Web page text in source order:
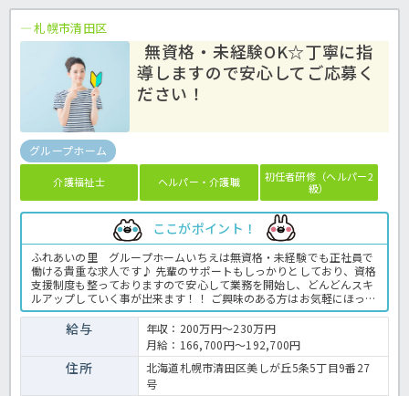
札幌市清田区
無資格・未経験OK☆丁寧に指
導しますので安心してご応募く
ださい！
グループホーム
介護福祉士 ヘルパー・介護職
初任者研修（ヘルパー2
級）
ここがポイント！
ふれあいの里 グループホームいちえは無資格・未経験でも正社員で
働ける貴重な求人です♪ 先輩のサポートもしっかりとしており、資格
支援制度も整っておりますので安心して業務を開始し、どんどんスキ
ルアップしていく事が出来ます！！ ご興味のある方はお気軽にほっ介
護までお問い合わせください。 グループホームでの介護業務全般で
す。 ＜介護職 正職員 グループホームの求人＞
給与
年収：200万円～230万円
月給：166,700円～192,700円
住所
北海道札幌市清田区美しが丘5条5丁目9番27
号